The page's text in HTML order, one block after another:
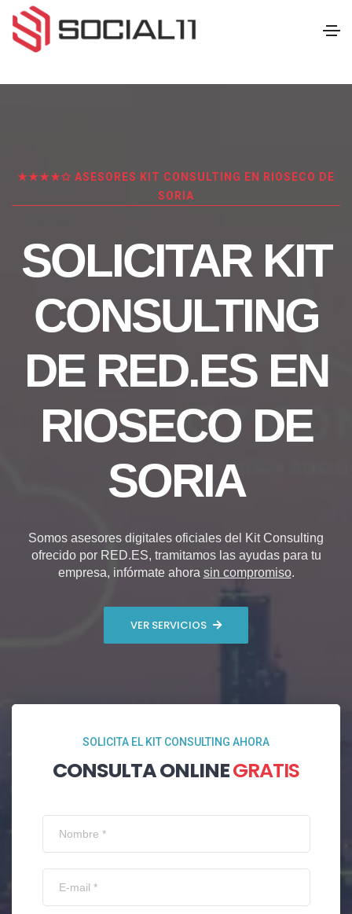
★★★★✩ ASESORES KIT CONSULTING EN RIOSECO DE
SORIA
SOLICITAR KIT
CONSULTING
DE RED.ES EN
RIOSECO DE
SORIA
Somos asesores digitales oficiales del Kit Consulting
ofrecido por RED.ES, tramitamos las ayudas para tu
empresa, infórmate ahora sin compromiso.
VER SERVICIOS
SOLICITA EL KIT CONSULTING AHORA
CONSULTA ONLINEGRATIS